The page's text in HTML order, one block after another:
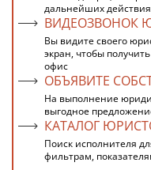
дальнейших
ВИДЕОЗВОНОК
Вы видите своего
экран, чтобы
офис
ОБЪЯВИТЕ
На выполнение
выгодное
КАТАЛОГ
Поиск исполнителя
фильтрам,